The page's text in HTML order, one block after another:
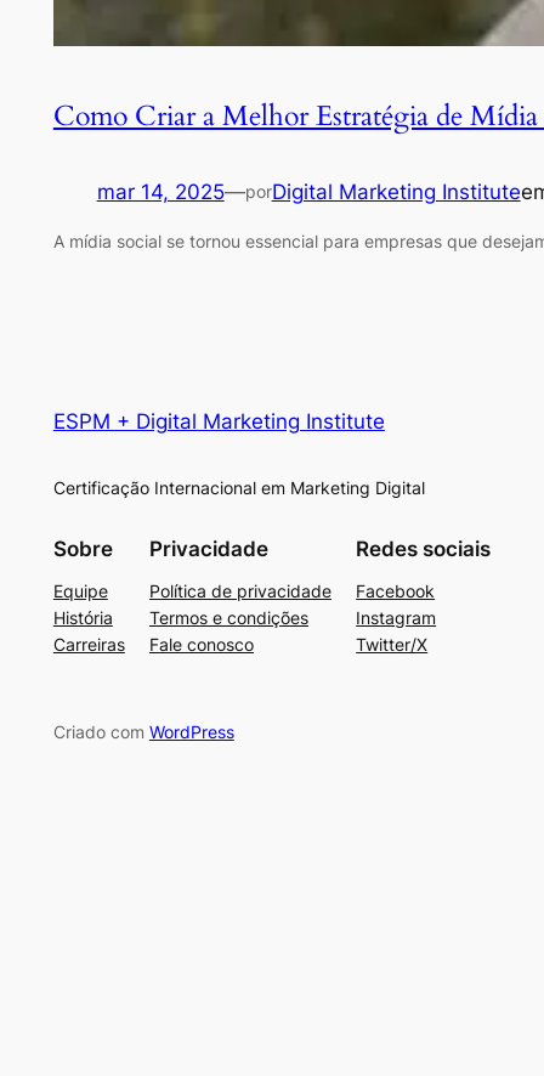
Como Criar a Melhor Estratégia de
mar 14, 2025—porDigital Marketing Institute
A mídia social se tornou essencial para empresas que
ESPM + Digital Marketing Institute
Certificação Internacional em Marketing Digital
Sobre
Equipe
História
Carreiras
Privacidade
Política de privacidade
Termos e condições
Fale conosco
Redes sociais
Facebook
Instagram
Twitter/X
Criado com WordPress